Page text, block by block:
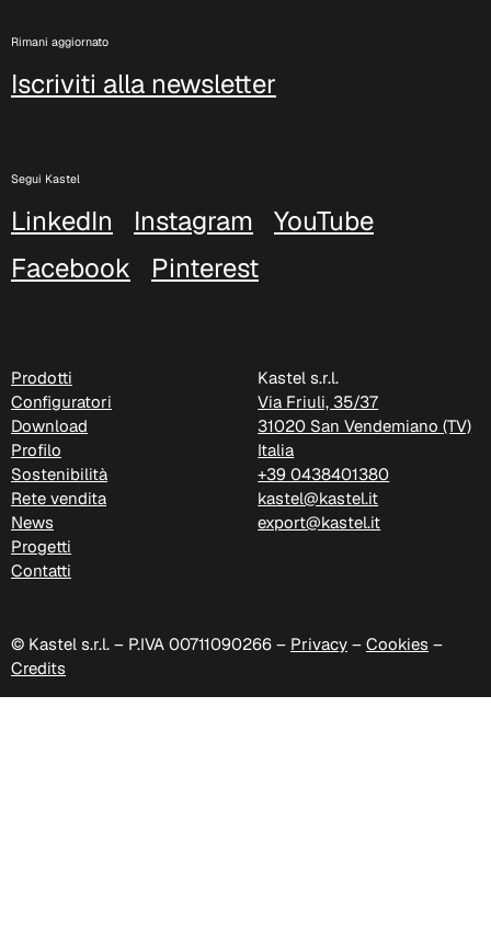
Rimani aggiornato
Iscriviti alla newsletter
Segui Kastel
LinkedIn Instagram
YouTube
Facebook
Pinterest
Prodotti
Configuratori
Download
Profilo
Sostenibilità
Rete vendita
News
Progetti
Contatti
Kastel s.r.l.
Via Friuli, 35/37
31020 San Vendemiano (TV)
Italia
+39 0438401380
kastel@kastel.it
export@kastel.it
© Kastel s.r.l. – P.IVA 00711090266 – Privacy – Cookies –
Credits